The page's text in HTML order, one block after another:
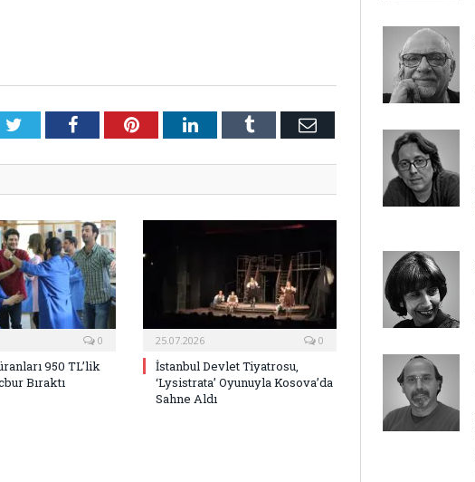
TwitterFacebookPinterestLinkedInTumblr E-
0
950 TL’lik
Bıraktı
25.07.2026 0
İstanbul Devlet Tiyatrosu,
‘Lysistrata’ Oyunuyla Kosova’da
Sahne Aldı